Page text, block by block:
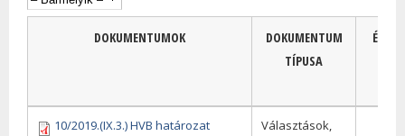
DOKUMENTUMOK
DOKUMENTUM
TÍPUSA
ÉV
10/2019.(IX.3.) HVB határozat
Választások,